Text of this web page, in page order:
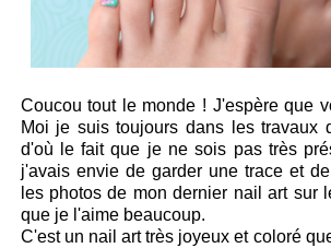
Coucou tout le monde ! J'espère que
Moi je suis toujours dans les travaux
d'où le fait que je ne sois pas très
j'avais envie de garder une trace et
les photos de mon dernier nail art sur
que je l'aime beaucoup.
C'est un nail art très joyeux et coloré